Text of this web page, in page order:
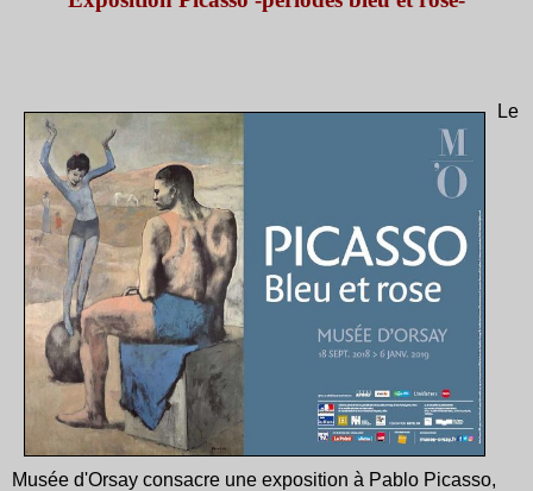
Le
Musée d'Orsay consacre une exposition à Pablo Picasso,